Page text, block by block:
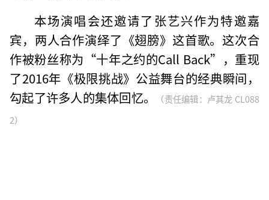
本场演唱会还邀请了张艺兴作为特邀嘉
宾，两人合作演绎了《翅膀》这首歌。这次合
作被粉丝称为“十年之约的Call Back”，重现
了2016年《极限挑战》公益舞台的经典瞬间，
勾起了许多人的集体回忆。
（责任编辑：卢其龙 CL088
2）